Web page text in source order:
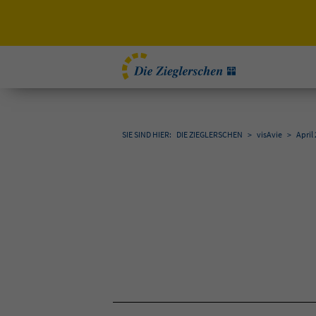
SIE SIND HIER: DIE ZIEGLERSCHEN > visAvie > April